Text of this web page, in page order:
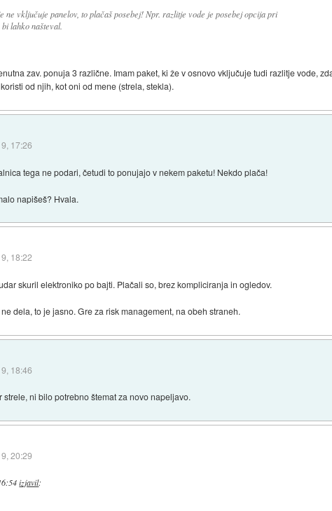
ne vključuje panelov, to plačaš posebej! Npr. razlitje vode je posebej opcija pri
lahko našteval.
zav. ponuja 3 različne. Imam paket, ki že v osnovo vključuje tudi razlitje vode,
od njih, kot oni od mene (strela, stekla).
17:26
tega ne podari, četudi to ponujajo v nekem paketu! Nekdo plača!
napišeš? Hvala.
18:22
skuril elektroniko po bajti. Plačali so, brez kompliciranja in ogledov.
dela, to je jasno. Gre za risk management, na obeh straneh.
18:46
strele, ni bilo potrebno štemat za novo napeljavo.
20:29
izjavil: